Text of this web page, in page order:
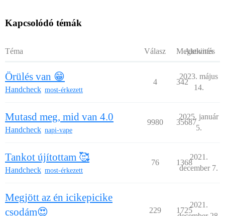
Kapcsolódó témák
Téma Válasz Megtekintés
Aktivitás
Örülés van 😁
Handcheck most-érkezett
4 342
2023. május
14.
Mutasd meg, mid van 4.0
Handcheck napi-vape
9980 35687
2025. január
5.
Tankot újítottam 🥰
Handcheck most-érkezett
76 1368
2021.
december 7.
Megjött az én icikepicike
csodám😍
229 1725
2021.